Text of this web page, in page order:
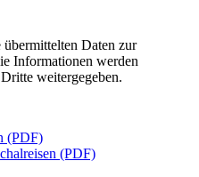
Daten zur
Informationen werden
weitergegeben.
(PDF)
(PDF)